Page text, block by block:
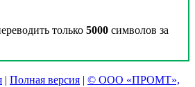
только 5000 символов за
| Полная версия | © ООО «ПРОМТ»,